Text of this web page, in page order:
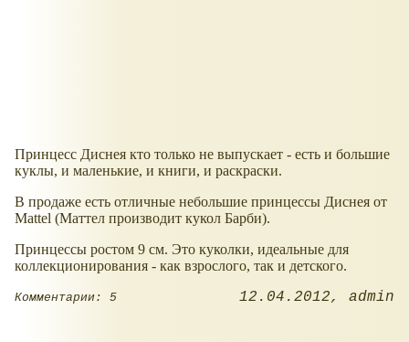
Принцесс Диснея кто только не выпускает - есть и большие
куклы, и маленькие, и книги, и раскраски.
В продаже есть отличные небольшие принцессы Диснея от
Mattel (Маттел производит кукол Барби).
Принцессы ростом 9 см. Это куколки, идеальные для
коллекционирования - как взрослого, так и детского.
Комментарии: 5 12.04.2012 admin